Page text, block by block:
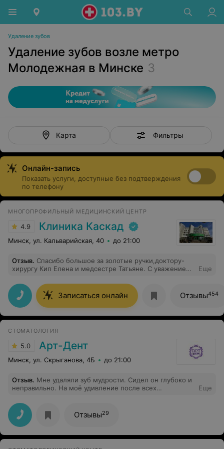
Удаление зубов
Удаление зубов возле метро
Молодежная в Минске 3
Карта Фильтры
Онлайн-запись
Показать услуги, доступные без подтверждения
по телефону
МНОГОПРОФИЛЬНЫЙ МЕДИЦИНСКИЙ ЦЕНТР
4.9 Клиника Каскад
Минск, ул. Кальварийская, 40 до 21:00
Отзыв. Спасибо большое за золотые ручки,доктору-
хирургу Кип Елена и медсестре Татьяне. С уважением
Еще
Записаться онлайн Отзывы454
СТОМАТОЛОГИЯ
5.0 Арт-Дент
Минск, ул. Скрыганова, 4Б до 21:00
Отзыв. Мне удаляли зуб мудрости. Сидел он глубоко и
неправильно. На моё удивление после всех
заживала правильно, без гноя и других неприятностей.
Врач сразу предупредил о возможных и вероятных
последствиях вмешательства (отёк, затруднённое
открытие рта и др.) и выписал комплекс
медикаментов. Следуя всем инструкциям, убедилась в
Еще
Отзывы29